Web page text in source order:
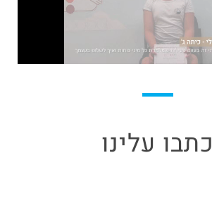
כתבו עלינו